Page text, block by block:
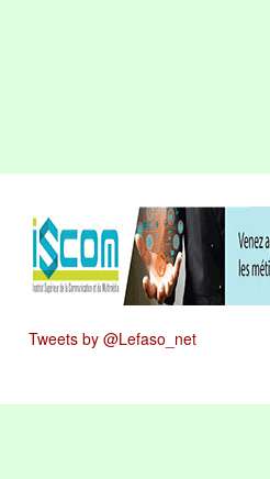
Tweets by @Lefaso_net